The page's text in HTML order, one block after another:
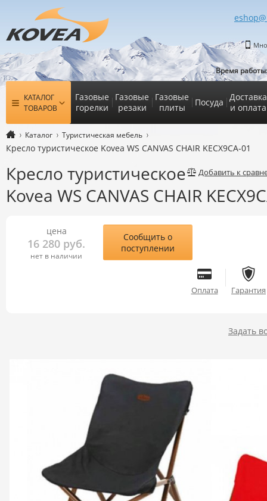
Время
КАТАЛОГ
ТОВАРОВ
Газовые
горелки
Газовые
резаки
Газовые
плиты
Посуда Доставка
и оплата
Каталог Туристическая мебель
Кресло туристическое Kovea WS CANVAS CHAIR KECX9CA-01
Добавить к
Кресло туристическое
Kovea WS CANVAS CHAIR
цена
16 280 руб.
нет в наличии
Сообщить о
поступлении
Оплата Гарантия
Задать